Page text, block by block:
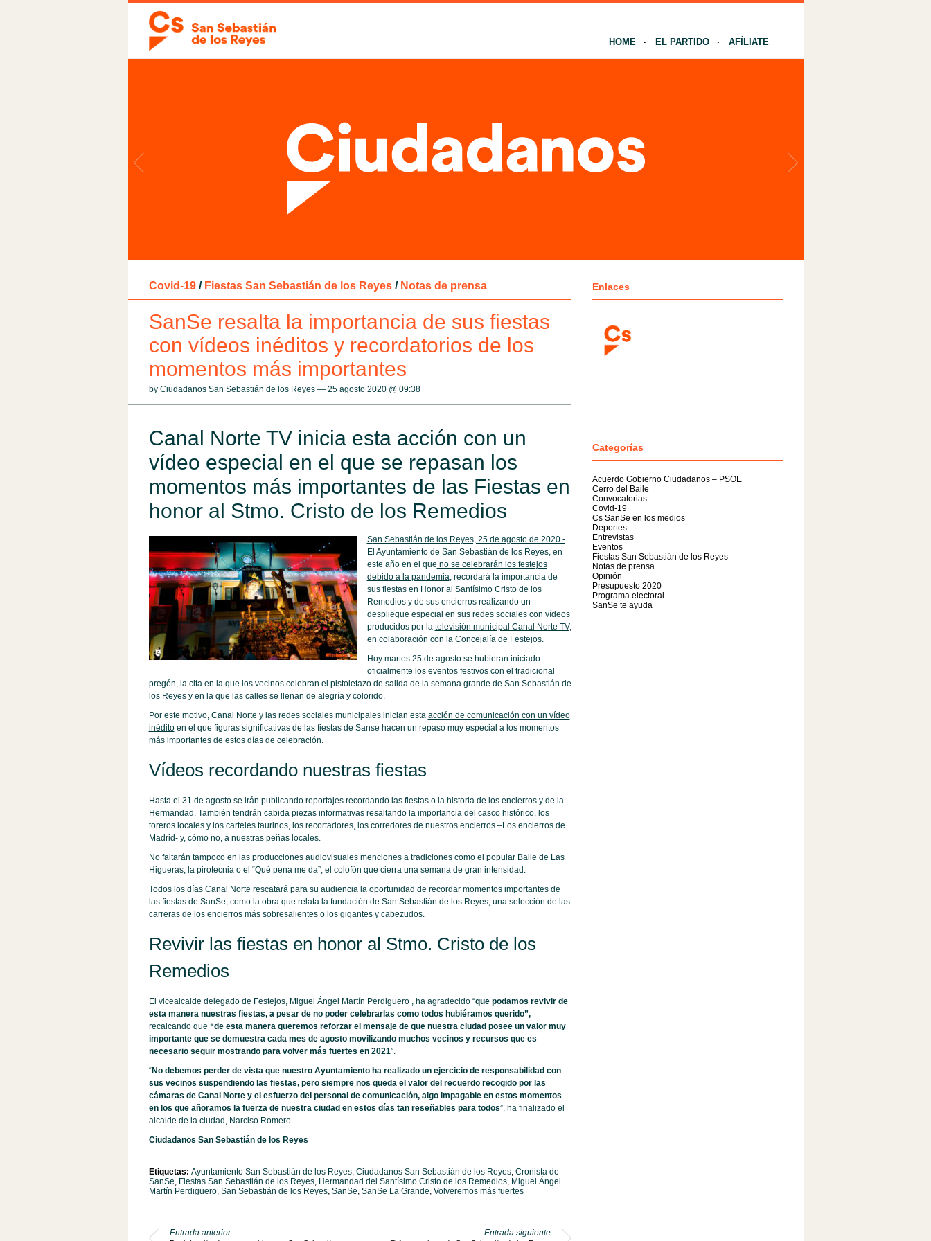
HOME EL PARTIDO AFÍLIATE
Covid-19 / Fiestas San Sebastián de los Reyes / Notas de prensa
SanSe resalta la importancia de sus fiestas
con vídeos inéditos y recordatorios de los
momentos más importantes
by Ciudadanos San Sebastián de los Reyes — 25 agosto 2020 @ 09:38
Canal Norte TV inicia esta acción con un
vídeo especial en el que se repasan los
momentos más importantes de las Fiestas en
honor al Stmo. Cristo de los Remedios
San Sebastián de los Reyes, 25 de agosto de 2020.-
El Ayuntamiento de San Sebastián de los Reyes, en
este año en el que no se celebrarán los festejos
debido a la pandemia, recordará la importancia de
sus fiestas en Honor al Santísimo Cristo de los
Remedios y de sus encierros realizando un
despliegue especial en sus redes sociales con vídeos
producidos por la televisión municipal Canal Norte TV,
en colaboración con la Concejalía de Festejos.
Hoy martes 25 de agosto se hubieran iniciado
oficialmente los eventos festivos con el tradicional
pregón, la cita en la que los vecinos celebran el pistoletazo de salida de la semana grande de San Sebastián de
los Reyes y en la que las calles se llenan de alegría y colorido.
Por este motivo, Canal Norte y las redes sociales municipales inician esta acción de comunicación con un vídeo
inéditoen el que figuras significativas de las fiestas de Sanse hacen un repaso muy especial a los momentos
más importantes de estos días de celebración.
Vídeos recordando nuestras fiestas
Hasta el 31 de agosto se irán publicando reportajes recordando las fiestas o la historia de los encierros y de la
Hermandad. También tendrán cabida piezas informativas resaltando la importancia del casco histórico, los
toreros locales y los carteles taurinos, los recortadores, los corredores de nuestros encierros –Los encierros de
Madrid- y, cómo no, a nuestras peñas locales.
No faltarán tampoco en las producciones audiovisuales menciones a tradiciones como el popular Baile de Las
Higueras, la pirotecnia o el “Qué pena me da”, el colofón que cierra una semana de gran intensidad.
Todos los días Canal Norte rescatará para su audiencia la oportunidad de recordar momentos importantes de
las fiestas de SanSe, como la obra que relata la fundación de San Sebastián de los Reyes, una selección de las
carreras de los encierros más sobresalientes o los gigantes y cabezudos.
Revivir las fiestas en honor al Stmo. Cristo de los
Remedios
El vicealcalde delegado de Festejos, Miguel Ángel Martín Perdiguero , ha agradecido “que podamos revivir de
esta manera nuestras fiestas, a pesar de no poder celebrarlas como todos hubiéramos querido”,
recalcando que “de esta manera queremos reforzar el mensaje de que nuestra ciudad posee un valor muy
importante que se demuestra cada mes de agosto movilizando muchos vecinos y recursos que es
necesario seguir mostrando para volver más fuertes en 2021”.
“No debemos perder de vista que nuestro Ayuntamiento ha realizado un ejercicio de responsabilidad con
sus vecinos suspendiendo las fiestas, pero siempre nos queda el valor del recuerdo recogido por las
cámaras de Canal Norte y el esfuerzo del personal de comunicación, algo impagable en estos momentos
en los que añoramos la fuerza de nuestra ciudad en estos días tan reseñables para todos”, ha finalizado el
alcalde de la ciudad, Narciso Romero.
Ciudadanos San Sebastián de los Reyes
Etiquetas: Ayuntamiento San Sebastián de los Reyes, Ciudadanos San Sebastián de los Reyes, Cronista de
SanSe, Fiestas San Sebastián de los Reyes, Hermandad del Santísimo Cristo de los Remedios, Miguel Ángel
Martín Perdiguero, San Sebastián de los Reyes, SanSe, SanSe La Grande, Volveremos más fuertes
Entrada anterior Entrada siguiente
Enlaces
Categorías
Acuerdo Gobierno Ciudadanos – PSOE
Cerro del Baile
Convocatorias
Covid-19
Cs SanSe en los medios
Deportes
Entrevistas
Eventos
Fiestas San Sebastián de los Reyes
Notas de prensa
Opinión
Presupuesto 2020
Programa electoral
SanSe te ayuda